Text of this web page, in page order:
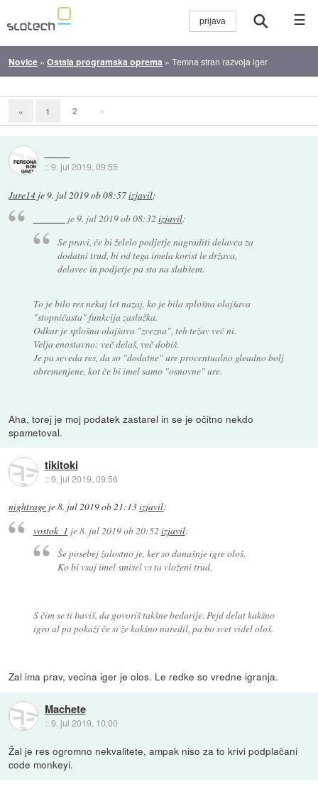
☰
Novice »Ostala programska oprema »Temna stran razvoja iger
« 1 2 »
::9. jul 2019, 09:55
Jure14 je9. jul 2019 ob 08:57izjavil:
je9. jul 2019 ob 08:32 izjavil:
Se pravi, če bi želelo podjetje nagraditi delavca za
dodatni trud, bi od tega imela korist le država,
delavec in podjetje pa sta na slabšem.
To je bilo res nekaj let nazaj, ko je bila splošna olajšava
"stopničasta" funkcija zaslužka.
Odkar je splošna olajšava "zvezna", teh težav več ni.
Velja enostavno: več delaš, več dobiš.
Je pa seveda res, da so "dodatne" ure procentualno gleadno bolj
obremenjene, kot če bi imel samo "osnovne" ure.
Aha, torej je moj podatek zastarel in se je očitno nekdo
spametoval.
tikitoki
::9. jul 2019, 09:56
nightrage je8. jul 2019 ob 21:13izjavil:
vostok_1 je8. jul 2019 ob 20:52 izjavil:
Še posebej žalostno je, ker so današnje igre ološ.
Ko bi vsaj imel smisel vs ta vloženi trud.
S čim se ti baviš, da govoriš takšne bedarije. Pejd delat kakšno
igro al pa pokaži če si že kakšno naredil, pa bo svet videl ološ.
Zal ima prav, vecina iger je olos. Le redke so vredne igranja.
Machete
::9. jul 2019, 10:00
Žal je res ogromno nekvalitete, ampak niso za to krivi podplačani
code monkeyi.